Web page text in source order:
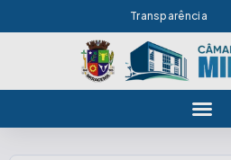
Transparência